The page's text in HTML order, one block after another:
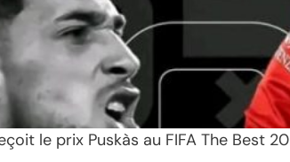
le prix Puskàs au FIFA The Best